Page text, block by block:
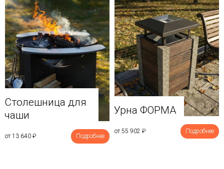
Столешница для
чаши
от 13 640 ₽ Подробнее
Урна ФОРМА
от 55 902 ₽ Подробнее